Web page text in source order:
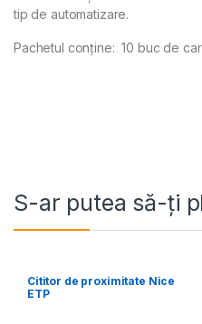
tip de automatizare.
Pachetul conține: 10 buc de
S-ar putea să-ți
Cititor de proximitate Nice
ETP